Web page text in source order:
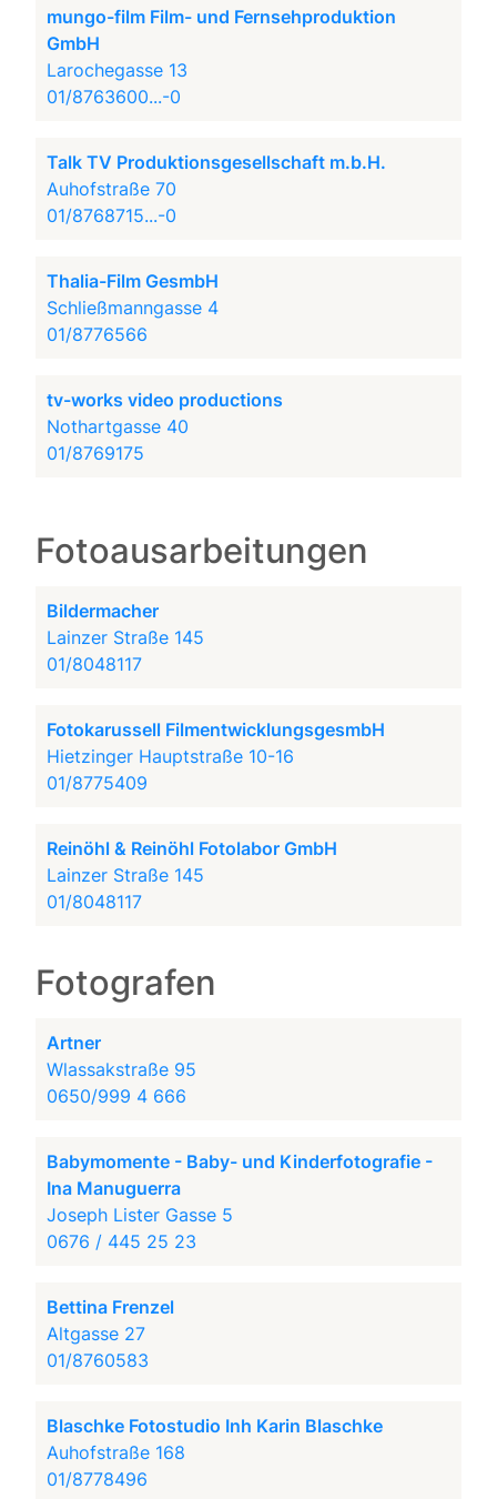
mungo-film Film- und Fernsehproduktion
GmbH
Larochegasse 13
01/8763600...-0
Talk TV Produktionsgesellschaft m.b.H.
Auhofstraße 70
01/8768715...-0
Thalia-Film GesmbH
Schließmanngasse 4
01/8776566
tv-works video productions
Nothartgasse 40
01/8769175
Fotoausarbeitungen
Bildermacher
Lainzer Straße 145
01/8048117
Fotokarussell FilmentwicklungsgesmbH
Hietzinger Hauptstraße 10-16
01/8775409
Reinöhl & Reinöhl Fotolabor GmbH
Lainzer Straße 145
01/8048117
Fotografen
Artner
Wlassakstraße 95
0650/999 4 666
Babymomente - Baby- und Kinderfotografie -
Ina Manuguerra
Joseph Lister Gasse 5
0676 / 445 25 23
Bettina Frenzel
Altgasse 27
01/8760583
Blaschke Fotostudio Inh Karin Blaschke
Auhofstraße 168
01/8778496